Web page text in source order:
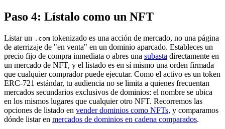
Paso 4: Lístalo como un NFT
Listar un .com tokenizado es una acción de mercado, no una página
de aterrizaje de "en venta" en un dominio aparcado. Estableces un
precio fijo de compra inmediata o abres una subasta directamente en
un mercado de NFT, y el listado es en sí mismo una orden firmada
que cualquier comprador puede ejecutar. Como el activo es un token
ERC-721 estándar, tu audiencia no se limita a quienes frecuentan
mercados secundarios exclusivos de dominios: el nombre se ubica
en los mismos lugares que cualquier otro NFT. Recorremos las
opciones de listado en vender dominios como NFTs, y comparamos
dónde listar en mercados de dominios en cadena comparados.